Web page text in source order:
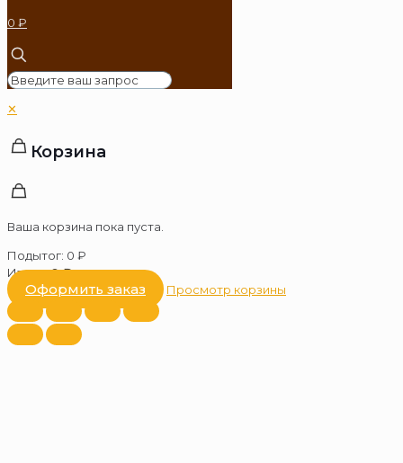
0 ₽
✕
Корзина
Ваша корзина пока пуста.
Подытог: 0 ₽
Итого:0₽
Оформить заказ Просмотр корзины